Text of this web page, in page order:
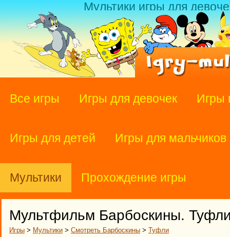
Мультики игры для
Все игры Игры для девочек Игры
Игры для детей Игры для мальчиков
Мультики Прохождение игры
Мультфильм Барбоскины.
Игры > Мультики > Смотреть Барбоскины > Туфли